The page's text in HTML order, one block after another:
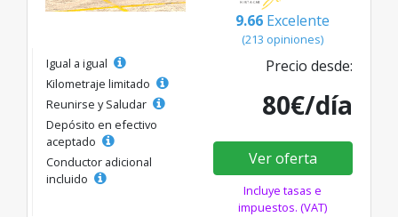
9.66 Excelente
(213 opiniones)
Igual a igual
Kilometraje limitado
Reunirse y Saludar
Depósito en efectivo
aceptado
Conductor adicional
incluido
Precio desde:
80€/día
Ver oferta
Incluye tasas e
impuestos. (VAT)